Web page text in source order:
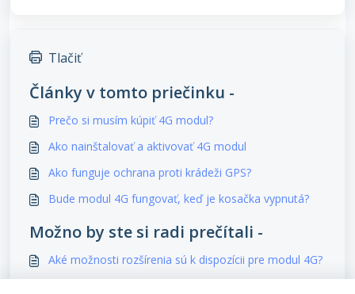
Tlačiť
Články v tomto priečinku -
Prečo si musím kúpiť 4G modul?
Ako nainštalovať a aktivovať 4G modul
Ako funguje ochrana proti krádeži GPS?
Bude modul 4G fungovať, keď je kosačka vypnutá?
Možno by ste si radi prečítali -
Aké možnosti rozšírenia sú k dispozícii pre modul 4G?